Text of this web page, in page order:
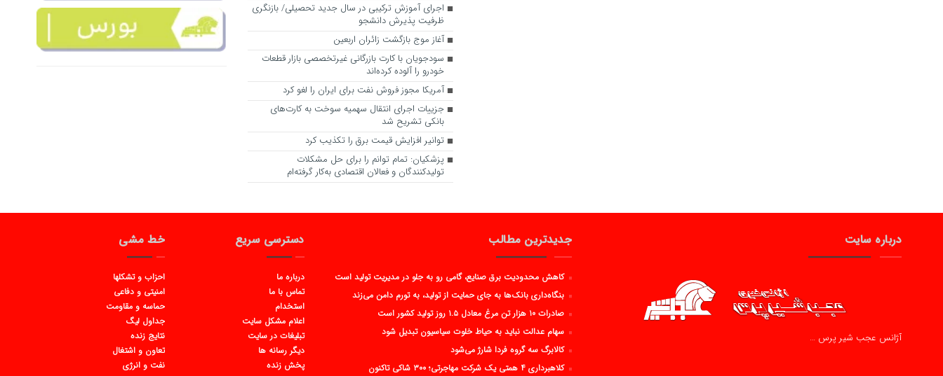
اجرای آموزش ترکیبی در سال جدید تحصیلی/ بازنگری
ظرفیت پذیرش دانشجو
آغاز موج بازگشت زائران اربعین
سودجویان با کارت‌ بازرگانی غیرتخصصی بازار قطعات
خودرو را آلوده کرده‌اند
آمریکا مجوز فروش نفت برای ایران را لغو کرد
جزییات اجرای انتقال سهمیه سوخت به کارت‌های
بانکی تشریح شد
توانیر افزایش قیمت برق را تکذیب کرد
پزشکیان: تمام توانم را برای حل مشکلات
تولیدکنندگان و فعالان اقتصادی به‌کار گرفته‌ام
درباره سایت
آژانس عجب شیر پرس …
جدیدترین مطالب
کاهش محدودیت برق صنایع، گامی رو به جلو در مدیریت تولید است
بنگاه‌داری بانک‌ها به جای حمایت از تولید، به تورم دامن می‌زند
صادرات ۱۰ هزار تن مرغ معادل ۱.۵ روز تولید کشور است
سهام عدالت نباید به حیاط خلوت سیاسیون تبدیل شود
کالابرگ سه گروه فردا شارژ می‌شود
کلاهبرداری ۴ همتی یک شرکت مهاجرتی؛ ۳۰۰ شاکی تاکنون
دسترسی سریع
درباره ما
تماس با ما
استخدام
اعلام مشکل سایت
تبلیغات در سایت
دیگر رسانه ها
پخش زنده
خط مشی
احزاب و تشکلها
امنیتی و دفاعی
حماسه و مقاومت
جداول لیگ
نتایج زنده
تعاون و اشتغال
نفت و انرژی